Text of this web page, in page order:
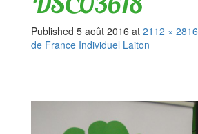
Published 5 août 2016 at 2112 × 2816
de France Individuel Laiton